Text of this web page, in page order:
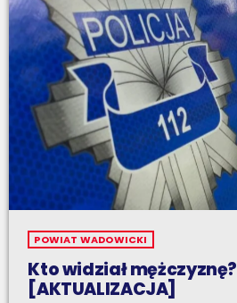
POWIAT WADOWICKI
Kto widział mężczyznę?
[AKTUALIZACJA]